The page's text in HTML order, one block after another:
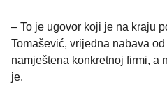
– To je ugovor koji je na kraju
Tomašević, vrijedna nabava
namještena konkretnoj firmi, a
je.